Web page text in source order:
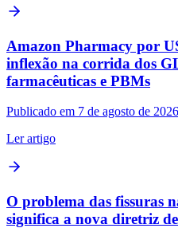
Amazon Pharmacy por
inflexão na corrida dos
farmacêuticas e PBMs
Publicado em 7 de agosto de 2026
Ler artigo
O problema das fissuras
significa a nova diretriz